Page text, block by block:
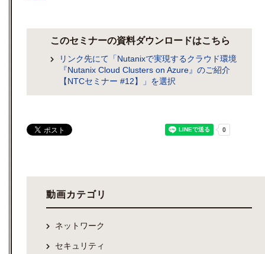
このセミナーの資料ダウンロードはこちら
リンク先にて「Nutanixで実現するクラウド環境
『Nutanix Cloud Clusters on Azure』のご紹介
【NTCセミナー #12】」を選択
動画カテゴリ
ネットワーク
セキュリティ